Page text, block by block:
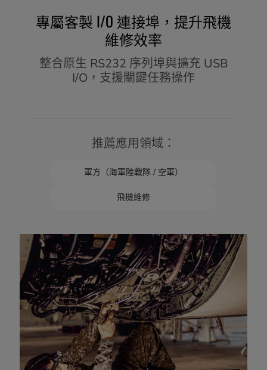
專屬客製 I/O 連接埠，提升飛機
維修效率
整合原生 RS232 序列埠與擴充 USB
I/O，支援關鍵任務操作
推薦應用領域：
軍方（海軍陸戰隊 / 空軍）
飛機維修